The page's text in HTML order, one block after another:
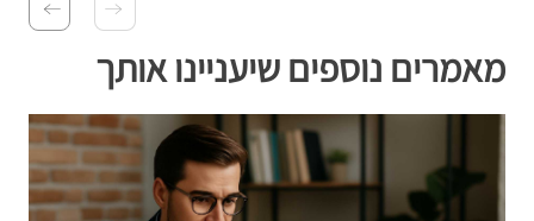
מאמרים נוספים שיעניינו אותך